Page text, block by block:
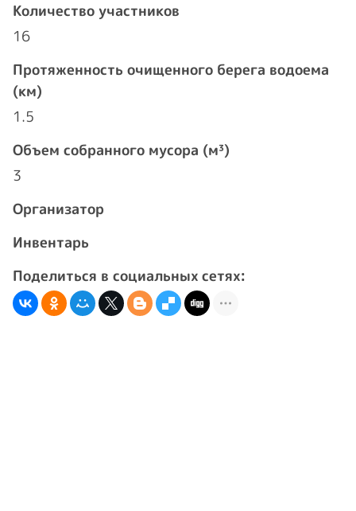
Количество участников
16
Протяженность очищенного берега водоема
(км)
1.5
Объем собранного мусора (м³)
3
Организатор
Инвентарь
Поделиться в социальных сетях: